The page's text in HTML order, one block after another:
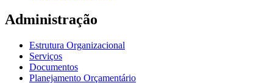
Administração
Estrutura Organizacional
Serviços
Documentos
Planejamento Orçamentário